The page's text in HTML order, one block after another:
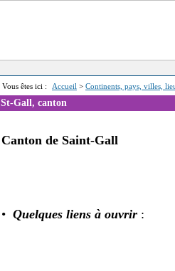
Vous êtes ici : Accueil > Continents, pays, villes,
St-Gall, canton
Canton de Saint-Gall
• Quelques liens à ouvrir :